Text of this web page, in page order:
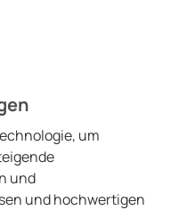
um
und
und hochwertigen